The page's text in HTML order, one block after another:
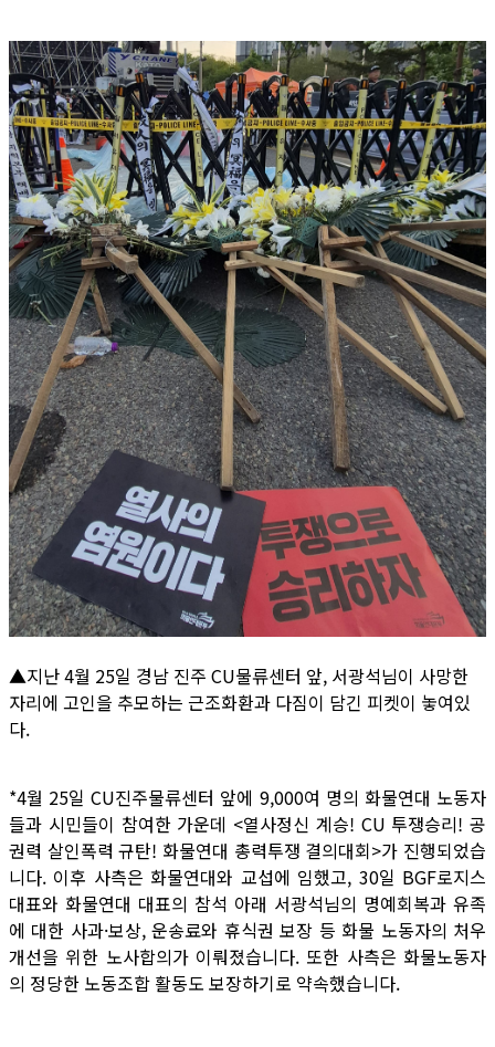
▲지난 4월 25일 경남 진주 CU물류센터 앞, 서광석님이 사망한
자리에 고인을 추모하는 근조화환과 다짐이 담긴 피켓이 놓여있
다.
*4월 25일 CU진주물류센터 앞에 9,000여 명의 화물연대 노동자
들과 시민들이 참여한 가운데 <열사정신 계승! CU 투쟁승리! 공
권력 살인폭력 규탄! 화물연대 총력투쟁 결의대회>가 진행되었습
니다. 이후 사측은 화물연대와 교섭에 임했고, 30일 BGF로지스
대표와 화물연대 대표의 참석 아래 서광석님의 명예회복과 유족
에 대한 사과·보상, 운송료와 휴식권 보장 등 화물 노동자의 처우
개선을 위한 노사합의가 이뤄졌습니다. 또한 사측은 화물노동자
의 정당한 노동조합 활동도 보장하기로 약속했습니다.